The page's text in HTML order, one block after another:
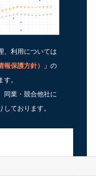
、利用については
保護方針） 」 の
。
同業・競合他社に
ております。